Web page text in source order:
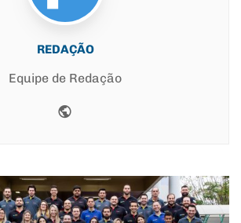
REDAÇÃO
Equipe de Redação